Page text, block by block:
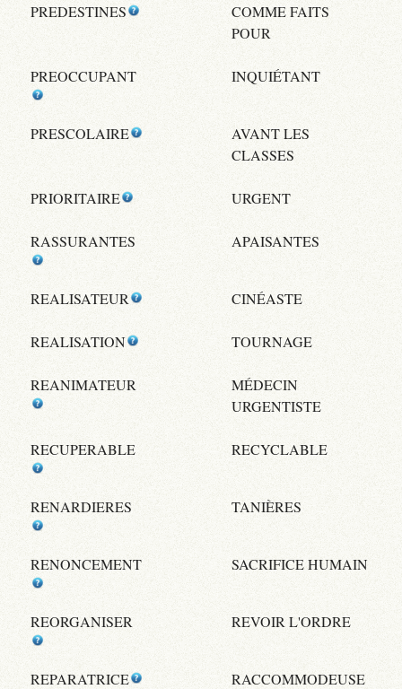
PREDESTINES
COMME FAITS
POUR
PREOCCUPANT INQUIÉTANT
PRESCOLAIRE
AVANT LES
CLASSES
PRIORITAIRE URGENT
RASSURANTES APAISANTES
REALISATEUR CINÉASTE
REALISATION TOURNAGE
REANIMATEUR
MÉDECIN
URGENTISTE
RECUPERABLE RECYCLABLE
RENARDIERES TANIÈRES
RENONCEMENT SACRIFICE HUMAIN
REORGANISER REVOIR L'ORDRE
REPARATRICE RACCOMMODEUSE